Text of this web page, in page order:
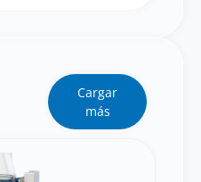
Cargar
más